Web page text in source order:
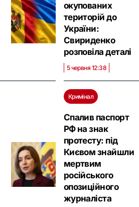
окупованих
територій до
України:
Свириденко
розповіла деталі
5 червня 12:38
Кримінал
Спалив паспорт
РФ на знак
протесту: під
Києвом знайшли
мертвим
російського
опозиційного
журналіста